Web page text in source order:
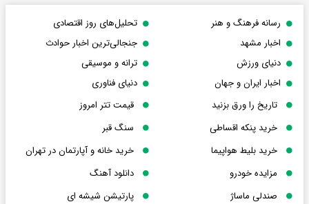
رسانه فرهنگ و هنر
تحلیل‌های روز اقتصادی
اخبار مشهد
جنجالی‌ترین اخبار حوادث
دنیای ورزش
ترانه و موسیقی
اخبار ایران و جهان
دنیای فناوری
تاریخ را ورق بزنید
قیمت تتر امروز
خرید پنکه اقساطی
سنگ قبر
خرید بلیط هواپیما
خرید خانه و آپارتمان در تهران
مزایده خودرو
دانلود آهنگ
صندلی ماساژ
پارتیشن شیشه ای